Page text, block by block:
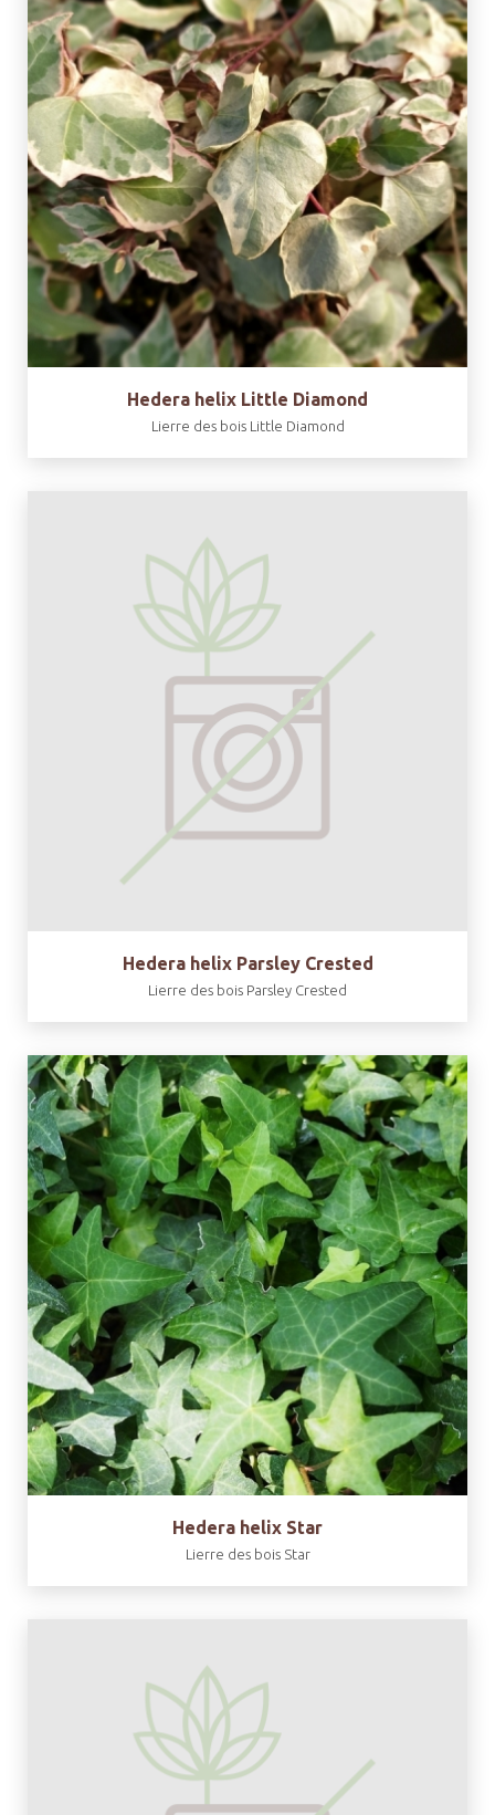
Hedera helix Little Diamond
Lierre des bois Little Diamond
Hedera helix Parsley Crested
Lierre des bois Parsley Crested
Hedera helix Star
Lierre des bois Star